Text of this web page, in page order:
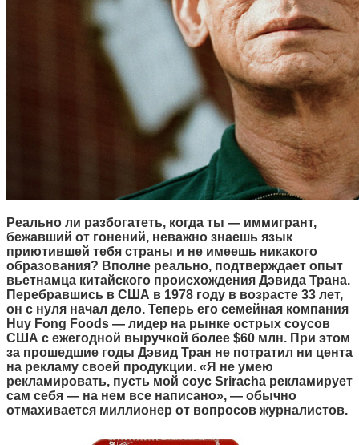
Реально ли разбогатеть, когда ты — иммигрант,
бежавший от гонений, неважно знаешь язык
приютившей тебя страны и не имеешь никакого
образования? Вполне реально, подтверждает опыт
вьетнамца китайского происхождения Дэвида Трана.
Перебравшись в США в 1978 году в возрасте 33 лет,
он с нуля начал дело. Теперь его семейная компания
Huy Fong Foods — лидер на рынке острых соусов
США с ежегодной выручкой более $60 млн. При этом
за прошедшие годы Дэвид Тран не потратил ни цента
на рекламу своей продукции. «Я не умею
рекламировать, пусть мой соус Sriracha рекламирует
сам себя — на нем все написано», — обычно
отмахивается миллионер от вопросов журналистов.